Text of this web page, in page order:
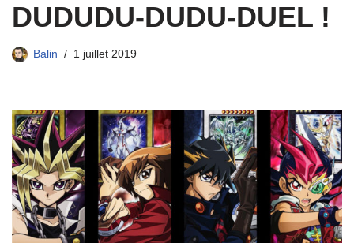
DUDUDU-DUDU-DUEL !
Balin 1 juillet 2019